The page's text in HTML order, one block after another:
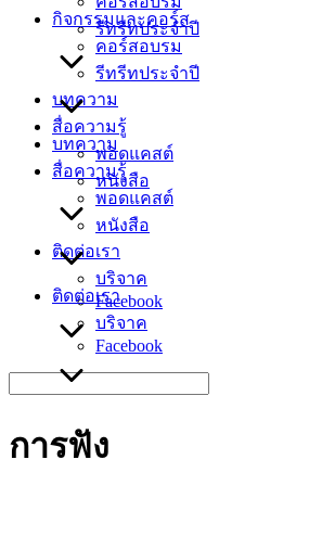
กิจกรรมและคอร์ส
คอร์สอบรม
รีทรีทประจำปี
บทความ
สื่อความรู้
พอดแคสต์
หนังสือ
ติดต่อเรา
บริจาค
Facebook
รีทรีทประจำปี
บทความ
สื่อความรู้
พอดแคสต์
หนังสือ
ติดต่อเรา
บริจาค
Facebook
for:
การฟัง